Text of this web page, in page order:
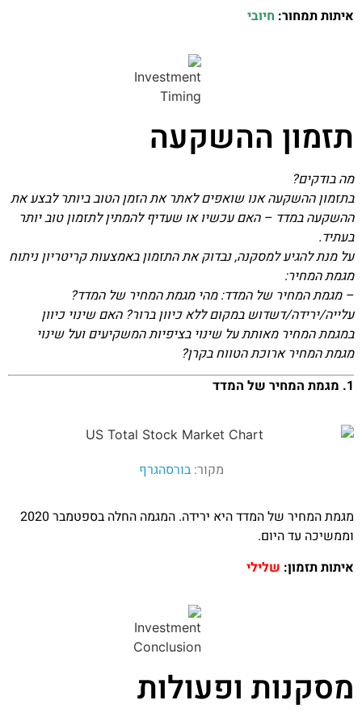
איתות תמחור: חיובי
תזמון ההשקעה
מה בודקים?
בתזמון ההשקעה אנו שואפים לאתר את הזמן הטוב ביותר לבצע את
ההשקעה במדד – האם עכשיו או שעדיף להמתין לתזמון טוב יותר
בעתיד.
על מנת להגיע למסקנה, נבדוק את התזמון באמצעות קריטריון ניתוח
מגמת המחיר:
– מגמת המחיר של המדד: מהי מגמת המחיר של המדד?
עלייה/ירידה/דשדוש במקום ללא כיוון ברור? האם שינוי כיוון
במגמת המחיר מאותת על שינוי בציפיות המשקיעים ועל שינוי
מגמת המחיר ארוכת הטווח בקרן?
1. מגמת המחיר של המדד
מקור:בורסהגרף
מגמת המחיר של המדד היא ירידה. המגמה החלה בספטמבר 2020
וממשיכה עד היום.
איתות תזמון: שלילי
מסקנות ופעולות